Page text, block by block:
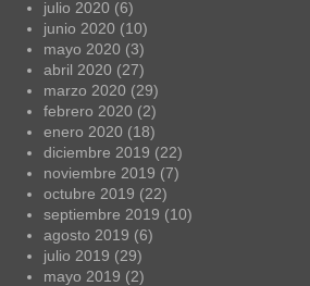
julio 2020 (6)
junio 2020 (10)
mayo 2020 (3)
abril 2020 (27)
marzo 2020 (29)
febrero 2020 (2)
enero 2020 (18)
diciembre 2019 (22)
noviembre 2019 (7)
octubre 2019 (22)
septiembre 2019 (10)
agosto 2019 (6)
julio 2019 (29)
mayo 2019 (2)